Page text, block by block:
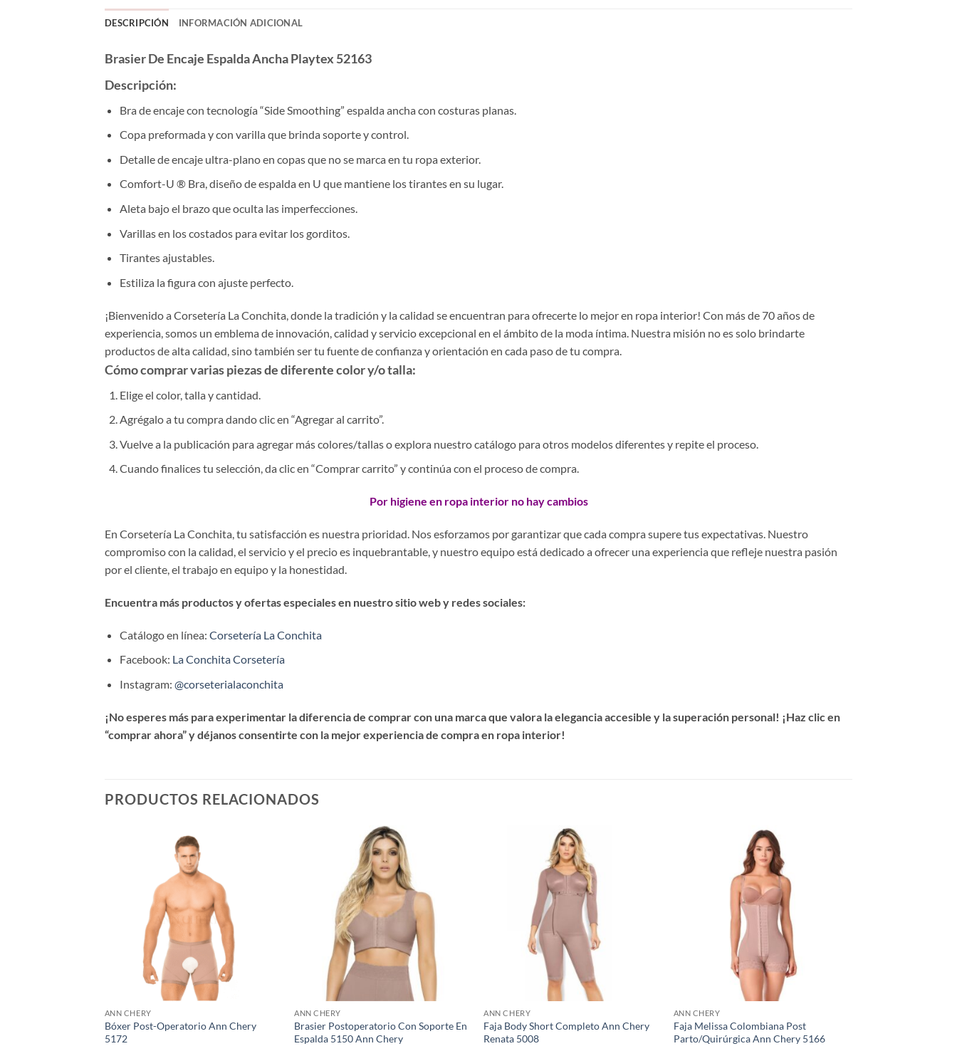
DESCRIPCIÓN INFORMACIÓN ADICIONAL
Brasier De Encaje Espalda Ancha Playtex 52163
Descripción:
Bra de encaje con tecnología “Side Smoothing” espalda ancha con costuras planas.
Copa preformada y con varilla que brinda soporte y control.
Detalle de encaje ultra-plano en copas que no se marca en tu ropa exterior.
Comfort-U ® Bra, diseño de espalda en U que mantiene los tirantes en su lugar.
Aleta bajo el brazo que oculta las imperfecciones.
Varillas en los costados para evitar los gorditos.
Tirantes ajustables.
Estiliza la figura con ajuste perfecto.
¡Bienvenido a Corsetería La Conchita, donde la tradición y la calidad se encuentran para ofrecerte lo mejor en ropa interior! Con más de 70 años de
experiencia, somos un emblema de innovación, calidad y servicio excepcional en el ámbito de la moda íntima. Nuestra misión no es solo brindarte
productos de alta calidad, sino también ser tu fuente de confianza y orientación en cada paso de tu compra.
Cómo comprar varias piezas de diferente color y/o talla:
Elige el color, talla y cantidad.
Agrégalo a tu compra dando clic en “Agregar al carrito”.
Vuelve a la publicación para agregar más colores/tallas o explora nuestro catálogo para otros modelos diferentes y repite el proceso.
Cuando finalices tu selección, da clic en “Comprar carrito” y continúa con el proceso de compra.
Por higiene en ropa interior no hay cambios
En Corsetería La Conchita, tu satisfacción es nuestra prioridad. Nos esforzamos por garantizar que cada compra supere tus expectativas. Nuestro
compromiso con la calidad, el servicio y el precio es inquebrantable, y nuestro equipo está dedicado a ofrecer una experiencia que refleje nuestra pasión
por el cliente, el trabajo en equipo y la honestidad.
Encuentra más productos y ofertas especiales en nuestro sitio web y redes sociales:
Catálogo en línea: Corsetería La Conchita
Facebook: La Conchita Corsetería
Instagram: @corseterialaconchita
¡No esperes más para experimentar la diferencia de comprar con una marca que valora la elegancia accesible y la superación personal! ¡Haz clic en
“comprar ahora” y déjanos consentirte con la mejor experiencia de compra en ropa interior!
PRODUCTOS RELACIONADOS
ANN CHERY
Bóxer Post-Operatorio Ann Chery
5172
ANN CHERY
Brasier Postoperatorio Con Soporte En
Espalda 5150 Ann Chery
ANN CHERY
Faja Body Short Completo Ann Chery
Renata 5008
ANN CHERY
Faja Melissa Colombiana Post
Parto/Quirúrgica Ann Chery 5166